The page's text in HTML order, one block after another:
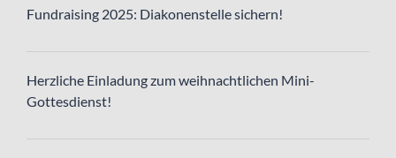
Fundraising 2025: Diakonenstelle sichern!
Herzliche Einladung zum weihnachtlichen Mini-
Gottesdienst!